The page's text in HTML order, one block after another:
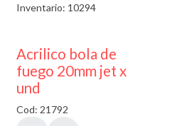
Inventario: 10294
50% DESCUENTO
Acrilico bola de
fuego 20mm jet x
und
Cod: 21792